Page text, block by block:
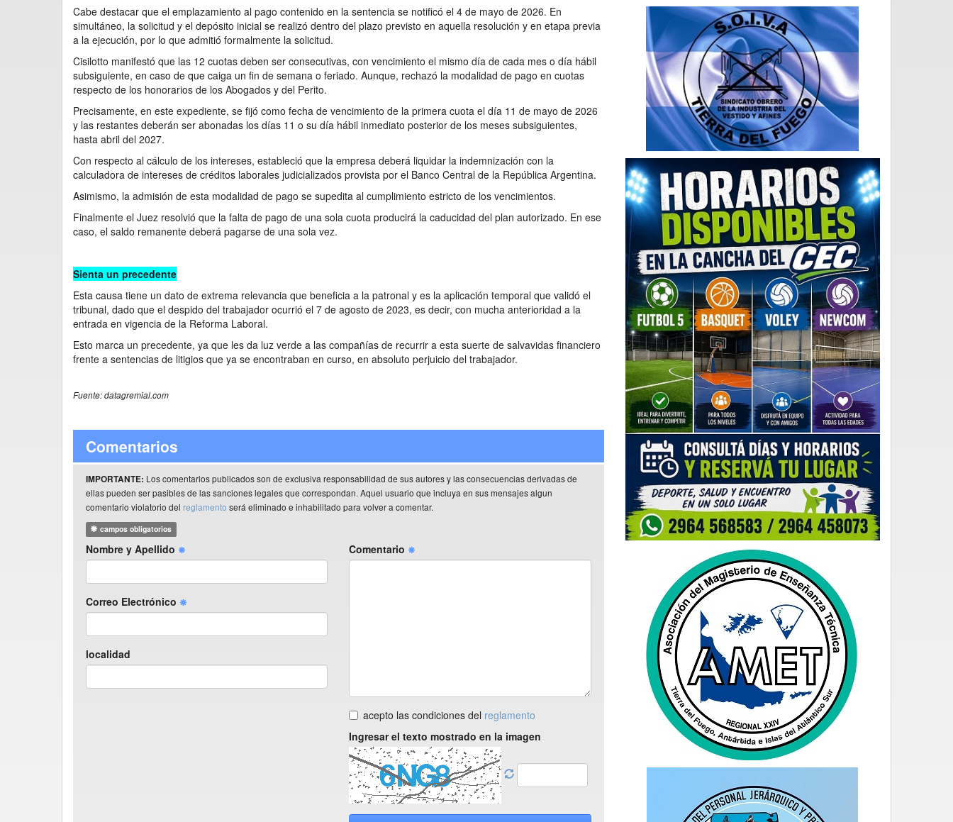
Cabe destacar que el emplazamiento al pago contenido en la sentencia se notificó el 4 de mayo de 2026. En
simultáneo, la solicitud y el depósito inicial se realizó dentro del plazo previsto en aquella resolución y en etapa previa
a la ejecución, por lo que admitió formalmente la solicitud.
Cisilotto manifestó que las 12 cuotas deben ser consecutivas, con vencimiento el mismo día de cada mes o día hábil
subsiguiente, en caso de que caiga un fin de semana o feriado. Aunque, rechazó la modalidad de pago en cuotas
respecto de los honorarios de los Abogados y del Perito.
Precisamente, en este expediente, se fijó como fecha de vencimiento de la primera cuota el día 11 de mayo de 2026
y las restantes deberán ser abonadas los días 11 o su día hábil inmediato posterior de los meses subsiguientes,
hasta abril del 2027.
Con respecto al cálculo de los intereses, estableció que la empresa deberá liquidar la indemnización con la
calculadora de intereses de créditos laborales judicializados provista por el Banco Central de la República Argentina.
Asimismo, la admisión de esta modalidad de pago se supedita al cumplimiento estricto de los vencimientos.
Finalmente el Juez resolvió que la falta de pago de una sola cuota producirá la caducidad del plan autorizado. En ese
caso, el saldo remanente deberá pagarse de una sola vez.
Sienta un precedente
Esta causa tiene un dato de extrema relevancia que beneficia a la patronal y es la aplicación temporal que validó el
tribunal, dado que el despido del trabajador ocurrió el 7 de agosto de 2023, es decir, con mucha anterioridad a la
entrada en vigencia de la Reforma Laboral.
Esto marca un precedente, ya que les da luz verde a las compañías de recurrir a esta suerte de salvavidas financiero
frente a sentencias de litigios que ya se encontraban en curso, en absoluto perjuicio del trabajador.
Fuente: datagremial.com
Comentarios
IMPORTANTE: Los comentarios publicados son de exclusiva responsabilidad de sus autores y las consecuencias derivadas de
ellas pueden ser pasibles de las sanciones legales que correspondan. Aquel usuario que incluya en sus mensajes algun
comentario violatorio del reglamento será eliminado e inhabilitado para volver a comentar.
campos obligatorios
Nombre y Apellido
Correo Electrónico
localidad
Comentario
acepto las condiciones del reglamento
Ingresar el texto mostrado en la imagen